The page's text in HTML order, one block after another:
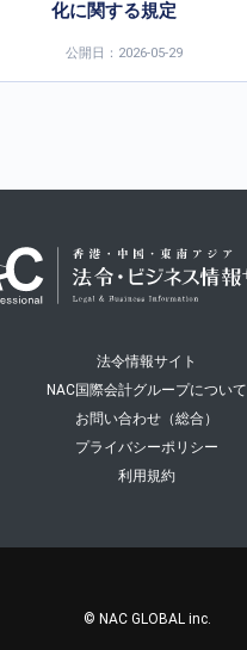
化に関する規定
公開日：2026-05-29
法令情報サイト
NAC国際会計グループについて
お問い合わせ（総合）
プライバシーポリシー
利用規約
© NAC GLOBAL inc.